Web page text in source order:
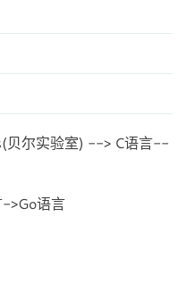
贝尔实验室) --> C语言--
>Go语言